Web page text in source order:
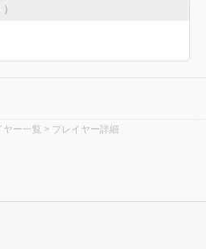
ヤー一覧 > プレイヤー詳細